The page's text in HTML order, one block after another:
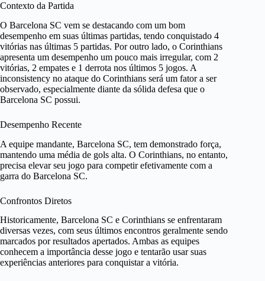
Contexto da Partida
O Barcelona SC vem se destacando com um bom
desempenho em suas últimas partidas, tendo conquistado 4
vitórias nas últimas 5 partidas. Por outro lado, o Corinthians
apresenta um desempenho um pouco mais irregular, com 2
vitórias, 2 empates e 1 derrota nos últimos 5 jogos. A
inconsistency no ataque do Corinthians será um fator a ser
observado, especialmente diante da sólida defesa que o
Barcelona SC possui.
Desempenho Recente
A equipe mandante, Barcelona SC, tem demonstrado força,
mantendo uma média de gols alta. O Corinthians, no entanto,
precisa elevar seu jogo para competir efetivamente com a
garra do Barcelona SC.
Confrontos Diretos
Historicamente, Barcelona SC e Corinthians se enfrentaram
diversas vezes, com seus últimos encontros geralmente sendo
marcados por resultados apertados. Ambas as equipes
conhecem a importância desse jogo e tentarão usar suas
experiências anteriores para conquistar a vitória.